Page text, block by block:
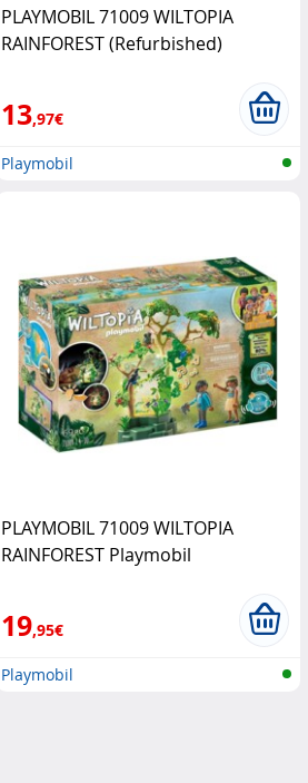
PLAYMOBIL 71009 WILTOPIA
RAINFOREST (Refurbished)
13,97€
Playmobil
PLAYMOBIL 71009 WILTOPIA
RAINFOREST Playmobil
19,95€
Playmobil